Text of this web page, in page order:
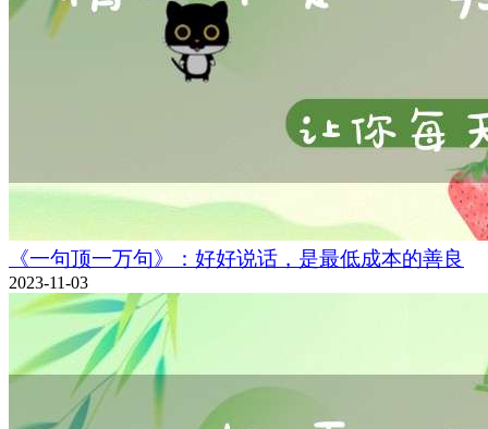
《一句顶一万句》：好好说话，是最低成本的善良
2023-11-03